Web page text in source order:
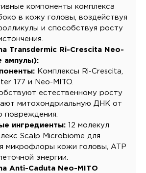
компоненты комплекса
в кожу головы, воздействуя
и способствуя росту
Transdermic Ri-Crescita Neo-
ампулы):
Комплексы Ri-Crescita,
177 и Neo-MITO.
естественному росту
митохондриальную ДНК от
повреждения.
ингредиенты: 12 молекул
Scalp Microbiome для
микрофлоры кожи головы, ATP
энергии.
Anti-Caduta Neo-MITO